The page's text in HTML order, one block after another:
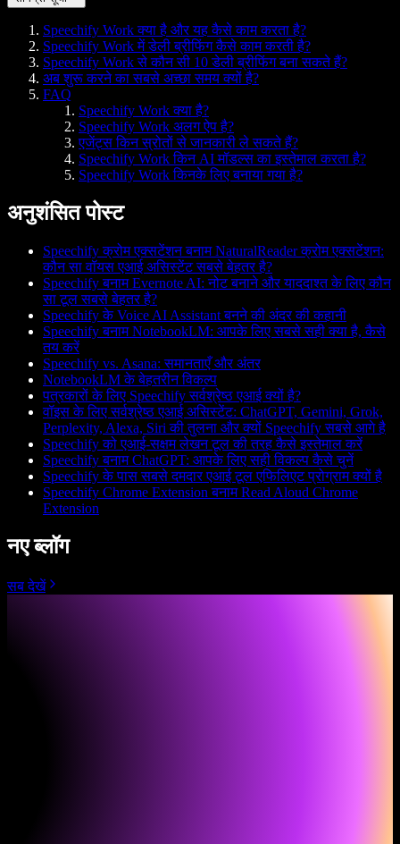
Speechify Work क्या है और यह कैसे काम करता है?
Speechify Work में डेली ब्रीफिंग कैसे काम करती है?
Speechify Work से कौन सी 10 डेली ब्रीफिंग बना सकते हैं?
अब शुरू करने का सबसे अच्छा समय क्यों है?
FAQ
Speechify Work क्या है?
Speechify Work अलग ऐप है?
एजेंट्स किन स्रोतों से जानकारी ले सकते हैं?
Speechify Work किन AI मॉडल्स का इस्तेमाल करता है?
Speechify Work किनके लिए बनाया गया है?
अनुशंसित पोस्ट
Speechify क्रोम एक्सटेंशन बनाम NaturalReader क्रोम एक्सटेंशन:
कौन सा वॉयस एआई असिस्टेंट सबसे बेहतर है?
Speechify बनाम Evernote AI: नोट बनाने और याददाश्त के लिए कौन
सा टूल सबसे बेहतर है?
Speechify के Voice AI Assistant बनने की अंदर की कहानी
Speechify बनाम NotebookLM: आपके लिए सबसे सही क्या है, कैसे
तय करें
Speechify vs. Asana: समानताएँ और अंतर
NotebookLM के बेहतरीन विकल्प
पत्रकारों के लिए Speechify सर्वश्रेष्ठ एआई क्यों है?
वॉइस के लिए सर्वश्रेष्ठ एआई असिस्टेंट: ChatGPT, Gemini, Grok,
Perplexity, Alexa, Siri की तुलना और क्यों Speechify सबसे आगे है
Speechify को एआई-सक्षम लेखन टूल की तरह कैसे इस्तेमाल करें
Speechify बनाम ChatGPT: आपके लिए सही विकल्प कैसे चुनें
Speechify के पास सबसे दमदार एआई टूल एफिलिएट प्रोग्राम क्यों है
Speechify Chrome Extension बनाम Read Aloud Chrome
Extension
नए ब्लॉग
सब देखें